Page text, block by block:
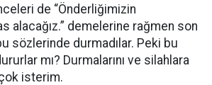
de “Önderliğimizin
alacağız.” demelerine rağmen son
sözlerinde durmadılar. Peki bu
mı? Durmalarını ve silahlara
isterim.